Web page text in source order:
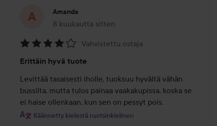
Amanda
8 kuukautta sitten
Viesti luotiin 8 kuukautta sitten
4
/
5
Vahvistettu ostaja
Erittäin hyvä tuote
Levittää tasaisesti iholle, tuoksuu hyvältä vähän
bussilta, mutta tulos painaa vaakakupissa, koska se
ei haise ollenkaan, kun sen on pessyt pois.
Käännetty kielestä ruotsinkielinen